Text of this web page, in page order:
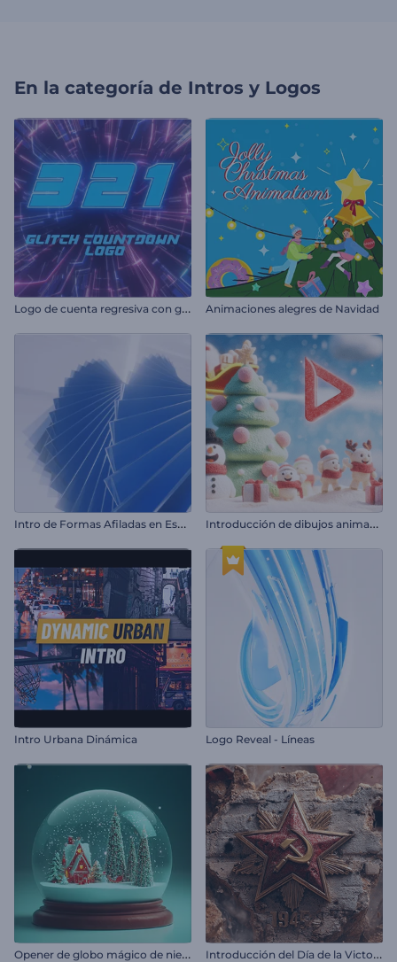
En la categoría de Intros y Logos
L
ogo de cuenta regresiva con glitch Animaciones alegres de Navidad
I
ntro de Formas Afiladas en Espiral I
ntroducción de dibujos animados de Feliz Navidad
Intro Urbana Dinámica Logo Reveal - Líneas
O
pener de globo mágico de nieve de navidad I
ntroducción del Día de la Victoria – 9 de Mayo